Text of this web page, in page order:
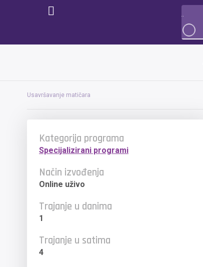
Usavršavanje matičara
Kategorija programa
Specijalizirani programi
Način izvođenja
Online uživo
Trajanje u danima
1
Trajanje u satima
4